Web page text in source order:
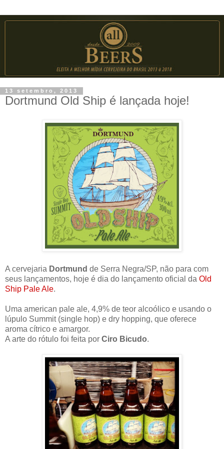
13 setembro, 2013
Dortmund Old Ship é lançada hoje!
A cervejaria Dortmund de Serra Negra/SP, não para com
seus lançamentos, hoje é dia do lançamento oficial da Old
Ship Pale Ale.
Uma american pale ale, 4,9% de teor alcoólico e usando o
lúpulo Summit (single hop) e dry hopping, que oferece
aroma cítrico e amargor.
A arte do rótulo foi feita por Ciro Bicudo.